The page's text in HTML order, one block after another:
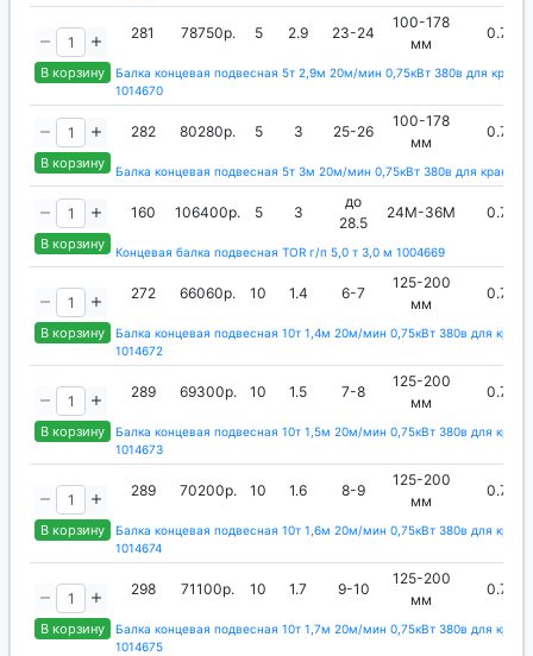
В корзину
281 78750р. 5 2.9 23-24
100-178
мм
0.75
Балка концевая подвесная 5т 2,9м 20м/мин 0,75кВт 380в для кран-
1014670
В корзину
282 80280р. 5 3 25-26
100-178
мм
0.75
Балка концевая подвесная 5т 3м 20м/мин 0,75кВт 380в для кран-
В корзину
160 106400р. 5 3
до
28.5
24М-36М 0.75
Концевая балка подвесная TOR г/п 5,0 т 3,0 м 1004669
В корзину
272 66060р. 10 1.4 6-7
125-200
мм
0.75
Балка концевая подвесная 10т 1,4м 20м/мин 0,75кВт 380в для кран-
1014672
В корзину
289 69300р. 10 1.5 7-8
125-200
мм
0.75
Балка концевая подвесная 10т 1,5м 20м/мин 0,75кВт 380в для кран-
1014673
В корзину
289 70200р. 10 1.6 8-9
125-200
мм
0.75
Балка концевая подвесная 10т 1,6м 20м/мин 0,75кВт 380в для кран-
1014674
В корзину
298 71100р. 10 1.7 9-10
125-200
мм
0.75
Балка концевая подвесная 10т 1,7м 20м/мин 0,75кВт 380в для кран-
1014675